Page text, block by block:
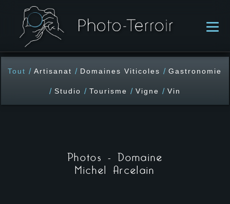
Tout / Artisanat / Domaines Viticoles / Gastronomie
/ Studio / Tourisme / Vigne / Vin
Photos - Domaine
Michel Arcelain